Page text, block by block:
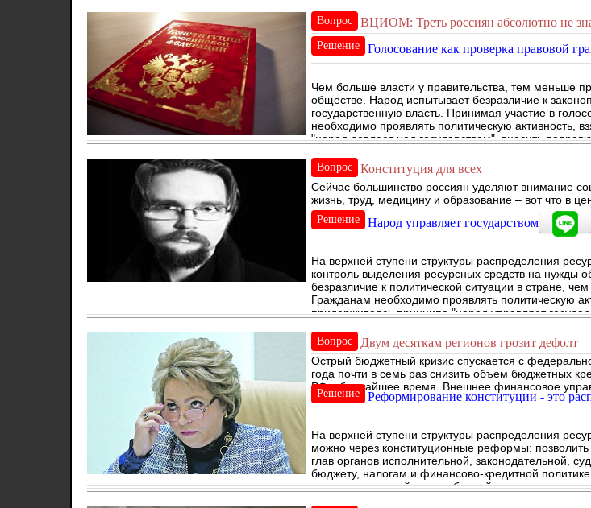
Вопрос ВЦИОМ: Треть россиян абсолютно не
Решение Голосование как проверка правовой
Чем больше власти у правительства, тем меньше
обществе. Народ испытывает безразличие к
государственную власть. Принимая участие в
необходимо проявлять политическую активность,
"народ довлеет над государством", вносить
Вопрос Конституция для всех
Сейчас большинство россиян уделяют внимание
жизнь, труд, медицину и образование – вот что в
лукавого.
Решение Народ управляет государством
На верхней ступени структуры распределения
контроль выделения ресурсных средств на нужды
безразличие к политической ситуации в стране,
Гражданам необходимо проявлять политическую
придерживаясь принципа "народ управляет
Вопрос Двум десяткам регионов грозит дефолт
Острый бюджетный кризис спускается с
года почти в семь раз снизить объем бюджетных
РФ в ближайшее время. Внешнее финансовое
Решение Реформирование конституции - это
На верхней ступени структуры распределения
можно через конституционные реформы:
глав органов исполнительной, законодательной,
бюджету, налогам и финансово-кредитной
кандидаты в своей предвыборной программе